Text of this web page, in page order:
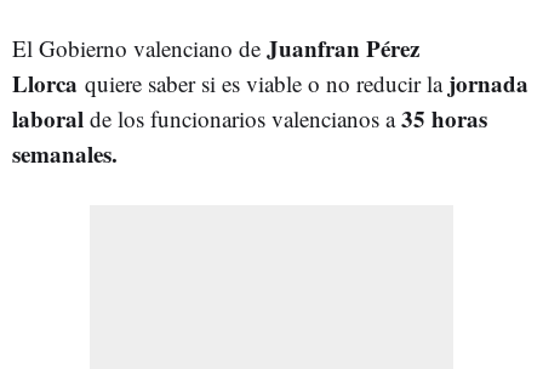
El Gobierno valenciano de Juanfran Pérez
Llorca quiere saber si es viable o no reducir la jornada
laboral de los funcionarios valencianos a35 horas
semanales.